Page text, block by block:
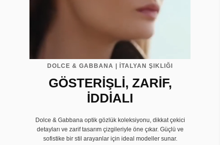
DOLCE & GABBANA | İTALYAN ŞIKLIĞI
GÖSTERİŞLİ, ZARİF,
İDDİALI
Dolce & Gabbana optik gözlük koleksiyonu, dikkat çekici
detayları ve zarif tasarım çizgileriyle öne çıkar. Güçlü ve
sofistike bir stil arayanlar için ideal modeller sunar.